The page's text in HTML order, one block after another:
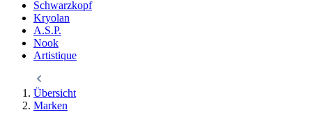
Schwarzkopf
Kryolan
A.S.P.
Nook
Artistique
Übersicht
Marken